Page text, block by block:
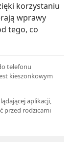
korzystaniu
wprawy
tego, co
telefonu
kieszonkowym
aplikacji,
przed rodzicami